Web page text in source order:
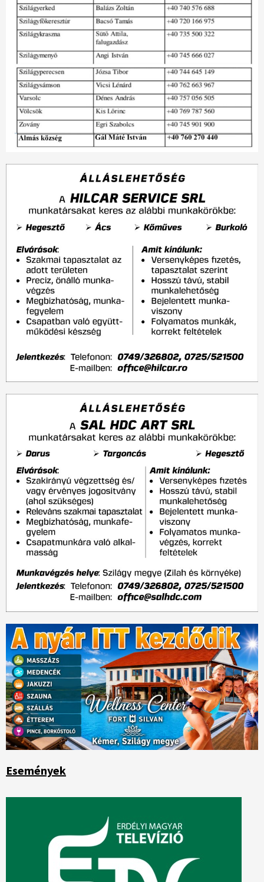
Események